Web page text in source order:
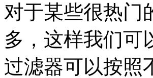
对于某些很热门
多，这样我们可
过滤器可以按照